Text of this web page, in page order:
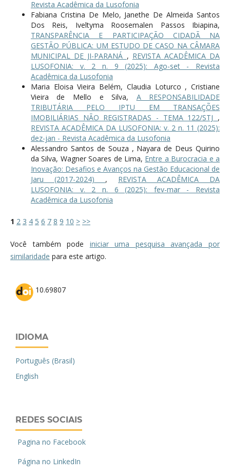
Revista Acadêmica da Lusofonia
Fabiana Cristina De Melo, Janethe De Almeida Santos
Dos Reis, Iveltyma Roosemalen Passos Ibiapina,
TRANSPARÊNCIA E PARTICIPAÇÃO CIDADÃ NA
GESTÃO PÚBLICA: UM ESTUDO DE CASO NA CÂMARA
MUNICIPAL DE JI-PARANÁ , REVISTA ACADÊMICA DA
LUSOFONIA: v. 2 n. 9 (2025): Ago-set - Revista
Acadêmica da Lusofonia
Maria Eloisa Vieira Belém, Claudia Loturco , Cristiane
Vieira de Mello e Silva, A RESPONSABILIDADE
TRIBUTÁRIA PELO IPTU EM TRANSAÇÕES
IMOBILIÁRIAS NÃO REGISTRADAS - TEMA 122/STJ ,
REVISTA ACADÊMICA DA LUSOFONIA: v. 2 n. 11 (2025):
dez-jan - Revista Acadêmica da Lusofonia
Alessandro Santos de Souza , Nayara de Deus Quirino
da Silva, Wagner Soares de Lima, Entre a Burocracia e a
Inovação: Desafios e Avanços na Gestão Educacional de
Jaru (2017-2024) , REVISTA ACADÊMICA DA
LUSOFONIA: v. 2 n. 6 (2025): fev-mar - Revista
Acadêmica da Lusofonia
1 2 3 4 5 6 7 8 9 10 > >>
Você também pode iniciar uma pesquisa avançada por
similaridade para este artigo.
10.69807
IDIOMA
Português (Brasil)
English
REDES SOCIAIS
Pagina no Facebook
Página no LinkedIn